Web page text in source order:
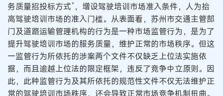
务质量招投标方式”，增设驾驶培训市场准入条件，人为抬
高驾驶培训市场的准入门槛。从表面看，苏州市交通主管部
门及道路运输管理机构的行为是一种市场监管行为，是为了
提升驾驶培训市场的服务质量，维护正常的市场秩序。但这
一监管行为所依托的涉案两个文件不仅缺乏上位法实施依
据，而且逾越上位法的限定框架，违反了竞争中立原则。因
此，此种监管行为及其所依托的规范性文件不仅无法维护正
常的驾驶培训市场秩序，还会导致正常市场竞争机制扭曲。